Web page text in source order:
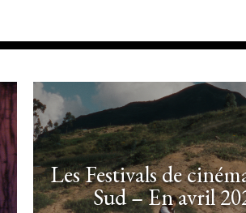
Les Festivals de
Sud – En avril